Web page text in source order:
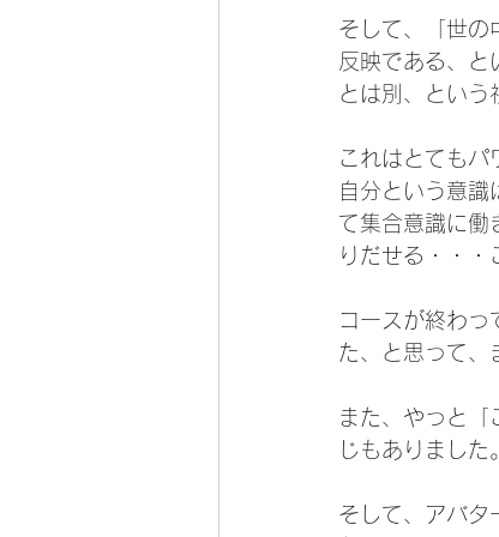
そして、「世の
反映である、と
とは別、という
これはとてもパ
自分という意
て集合意識に働
りだせる・・・
コースが終わっ
た、と思って、
また、やっと「
じもありました。
そして、アバタ